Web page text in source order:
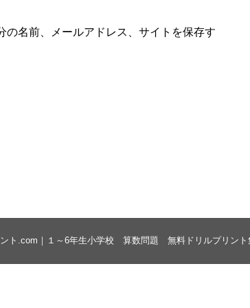
名前、メールアドレス、サイトを保存す
ト.com｜１～6年生小学校 算数問題 無料ドリルプリント